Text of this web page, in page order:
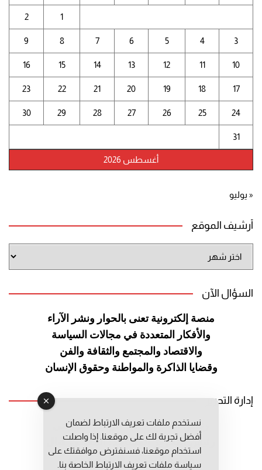
أغسطس 2026
1
2
3
4
5
6
7
8
9
10
11
12
13
14
15
16
17
18
19
20
21
22
23
24
25
26
27
28
29
30
31
« يوليو
أرشيف الموقع
الموقع
السؤال الآن
منصة إلكترونية تعنى بالحوار ونشر الآراء
والأفكار المتعددة في مجالات السياسة
والاقتصاد والمجتمع والثقافة والفن
وقضايا الذاكرة والمواطنة وحقوق الإنسان
إدارة التحرير
رئيس التحرير: عبد الرحيم التوراني
رئيس التحرير المساعد: المعطي قبال
مديرة التحرير: فاطمة حوحو
نستخدم ملفات تعريف الارتباط لضمان
أفضل تجربة لك على موقعنا. إذا واصلت
استخدام موقعنا، فسنفترض موافقتك على
سياسة ملفات تعريف الارتباط الخاصة بنا.